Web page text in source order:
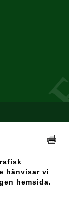
hänvisar vi
hemsida.